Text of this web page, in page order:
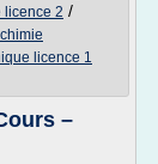
licence 2 /
licence 1
–